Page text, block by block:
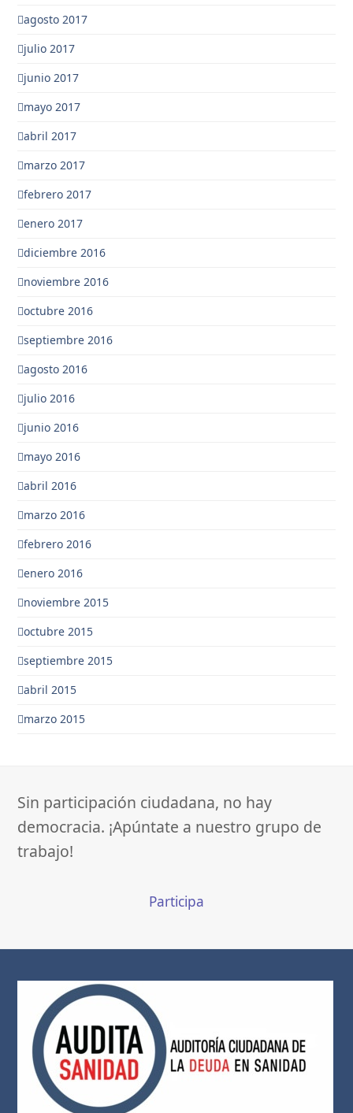
agosto 2017
julio 2017
junio 2017
mayo 2017
abril 2017
marzo 2017
febrero 2017
enero 2017
diciembre 2016
noviembre 2016
octubre 2016
septiembre 2016
agosto 2016
julio 2016
junio 2016
mayo 2016
abril 2016
marzo 2016
febrero 2016
enero 2016
noviembre 2015
octubre 2015
septiembre 2015
abril 2015
marzo 2015
Sin participación ciudadana, no hay
democracia. ¡Apúntate a nuestro grupo de
trabajo!
Participa